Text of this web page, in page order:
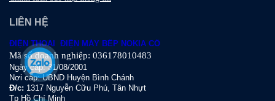
LIÊN HỆ
ĐIỆN THOẠI ĐIỆN MÁY BẾP NOKIA CỔ
Mã số doanh nghiệp: 036178010483
Ngày cấp: 31/08/2001
Nơi cấp: UBND Huyện Bình Chánh
Đ/c: 1317 Nguyễn Cữu Phú, Tân Nhựt
Tp Hồ Chí Minh